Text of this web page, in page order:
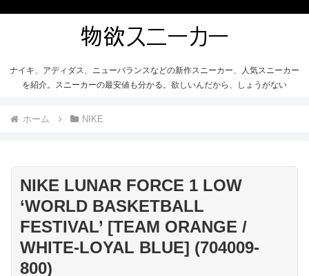
ナイキ、アディダス、ニューバランスなどの新作スニーカー、人気スニーカー
を紹介。スニーカーの最安値も分かる。欲しいんだから、しょうがない
ホーム NIKE
NIKE LUNAR FORCE 1 LOW
‘WORLD BASKETBALL
FESTIVAL’ [TEAM ORANGE /
WHITE-LOYAL BLUE] (704009-
800)